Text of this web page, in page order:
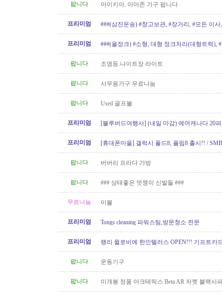
팝니다 아이키아, 아마존 가구 팝니다
프리미엄 ###(삼진운송) #창고보관, #장거리, #모든 이사
프리미엄
###(올정크) #소형, 대형 정크처리(대형트럭),
팝니다
조명등.나이트장 라이트
팝니다 사무용가구 무료나눔
팝니다 Used 골프볼
프리미엄
[블루버드여행사] (내일 마감) 에어캐나다 20
프리미엄
[휴대폰마을] 갤럭시 폴드8, 플립8 출시!! /
팝니다
버버리 프라다 가방
팝니다 ### 상태좋은 멋쟁이 신발들 ###
무료나눔 이불
프리미엄 Tongs cleaning 파워스팀,방문청소 전문
프리미엄
랭리 윌로비에 한인텔러스 OPEN!!! 기프트카
팝니다
운동기구
팝니다
미개봉 정품 아크테릭스 Beta AR 자켓 블랙사